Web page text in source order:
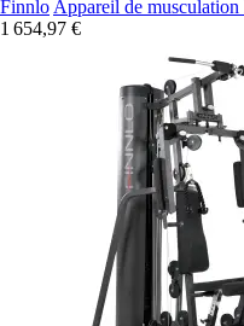
Finnlo Appareil de
1 654,97 €